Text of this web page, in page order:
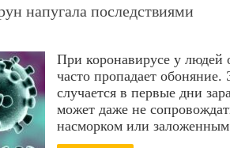
напугала последствиями
При коронавирусе у людей
часто пропадает обоняние.
случается в первые дни
может даже не
насморком или